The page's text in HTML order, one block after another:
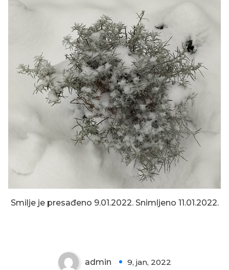
Smilje je presađeno 9.01.2022. Snimljeno 11.01.2022.
admin 9, jan, 2022